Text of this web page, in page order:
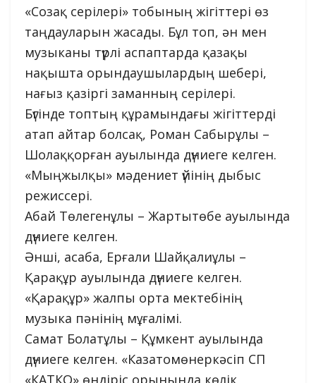
«Созақ серілері» тобының жігіттері өз
таңдауларын жасады. Бұл топ, ән мен
музыканы түрлі аспаптарда қазақы
нақышта орындаушылардың шебері,
нағыз қазіргі заманның серілері.
Бүгінде топтың құрамындағы жігіттерді
атап айтар болсақ, Роман Сабырұлы –
Шолаққорған ауылында дүниеге келген.
«Мыңжылқы» мәдениет үйінің дыбыс
режиссері.
Абай Төлегенұлы – Жартытөбе ауылында
дүниеге келген.
Әнші, асаба, Ерғали Шайқалиұлы –
Қарақұр ауылында дүниеге келген.
«Қарақұр» жалпы орта мектебінің
музыка пәнінің мұғалімі.
Самат Болатұлы – Құмкент ауылында
дүниеге келген. «Казатомөнеркәсіп СП
«КАТКО» өндіріс орынында көлік